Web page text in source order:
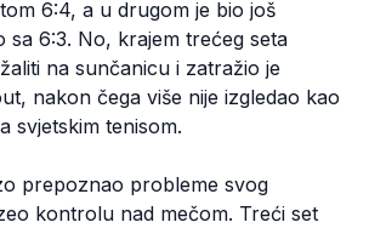
6:4, a u drugom je bio još
sa 6:3. No, krajem trećeg seta
na sunčanicu i zatražio je
nakon čega više nije izgledao kao
svjetskim tenisom.
prepoznao probleme svog
kontrolu nad mečom. Treći set